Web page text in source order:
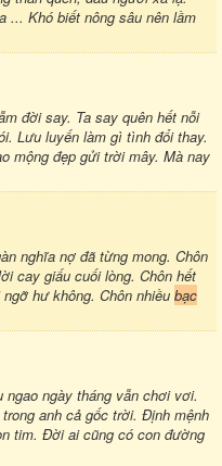
... Khó biết nông sâu nên lầm
đời say. Ta say quên hết nỗi
Lưu luyến làm gì tình đổi thay.
mộng đẹp gửi trời mây. Mà nay
nghĩa nợ đã từng mong. Chôn
cay giấu cuối lòng. Chôn hết
hư không. Chôn nhiều bạc
ngày tháng vẫn chơi vơi.
anh cả gốc trời. Định mệnh
tim. Đời ai cũng có con đường